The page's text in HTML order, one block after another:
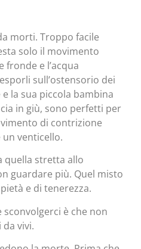
morti. Troppo facile
solo il movimento
e l’acqua
sull’ostensorio dei
la sua piccola bambina
in giù, sono perfetti per
di contrizione
un venticello.
quella stretta allo
guardare più. Quel misto
e di tenerezza.
è che non
vivi.